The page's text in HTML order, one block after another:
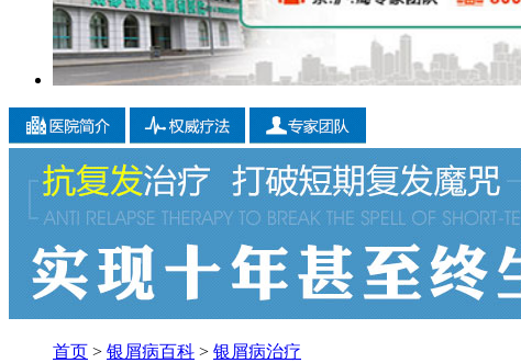
首页 > 银屑病百科 > 银屑病治疗